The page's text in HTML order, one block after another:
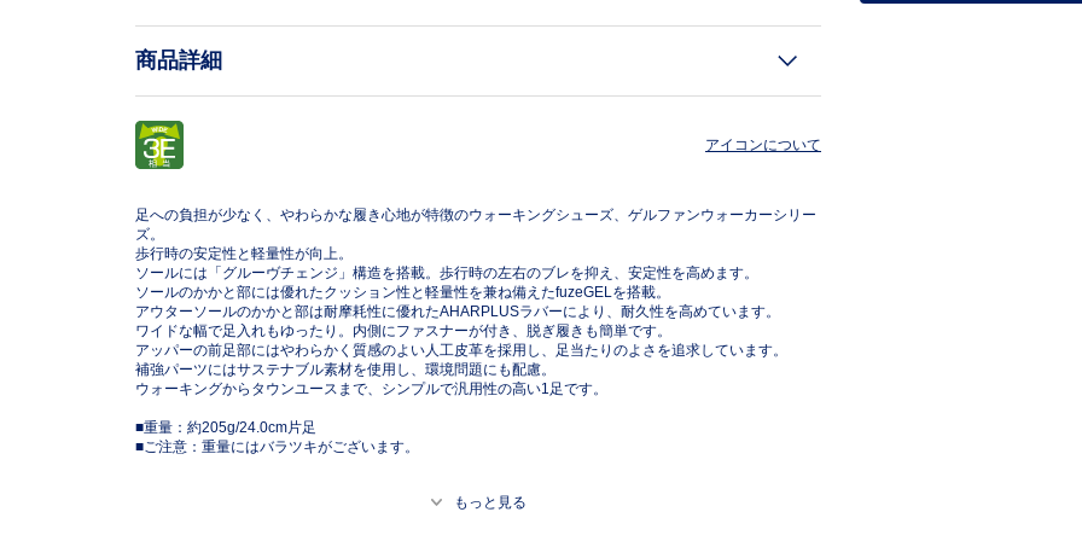
商品詳細
アイコンについて
足への負担が少なく、やわらかな履き心地が特徴のウォーキングシューズ、ゲルファンウォーカーシリー
ズ。
歩行時の安定性と軽量性が向上。
ソールには「グルーヴチェンジ」構造を搭載。歩行時の左右のブレを抑え、安定性を高めます。
ソールのかかと部には優れたクッション性と軽量性を兼ね備えたfuzeGELを搭載。
アウターソールのかかと部は耐摩耗性に優れたAHARPLUSラバーにより、耐久性を高めています。
ワイドな幅で足入れもゆったり。内側にファスナーが付き、脱ぎ履きも簡単です。
アッパーの前足部にはやわらかく質感のよい人工皮革を採用し、足当たりのよさを追求しています。
補強パーツにはサステナブル素材を使用し、環境問題にも配慮。
ウォーキングからタウンユースまで、シンプルで汎用性の高い1足です。
■重量：約205g/24.0cm片足
■ご注意：重量にはバラツキがございます。
もっと見る